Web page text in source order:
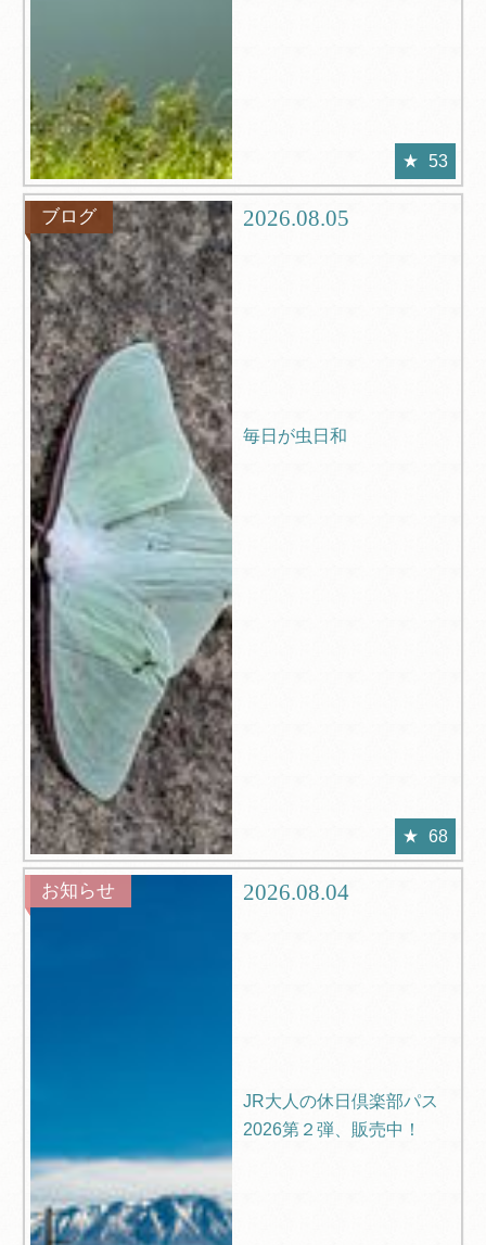
53
ブログ 2026.08.05
毎日が虫日和
68
お知らせ 2026.08.04
JR大人の休日倶楽部パス
2026第２弾、販売中！